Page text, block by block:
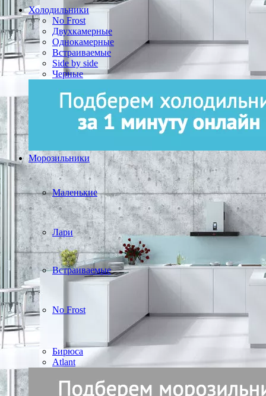
Холодильники
No Frost
Двухкамерные
Однокамерные
Встраиваемые
Side by side
Черные
Морозильники
Маленькие
Лари
Встраиваемые
No Frost
Бирюса
Atlant